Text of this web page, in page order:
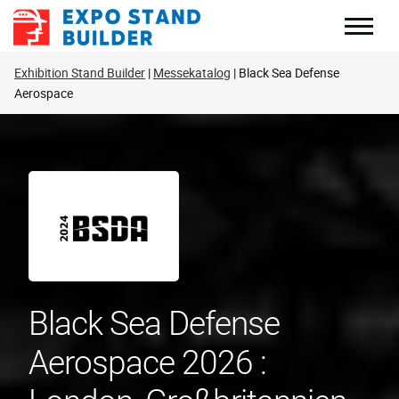
Zum
Inhalt
Exhibition Stand Builder Messekatalog Black Sea Defense
Aerospace
Black Sea Defense
Aerospace 2026 :